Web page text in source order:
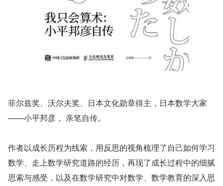
菲尔兹奖、沃尔夫奖、日本文化勋章得主，日本数学大家
——小平邦彦， 亲笔自传。
作者以成长历程为线索，用反思的视角梳理了自己如何学习
数学、走上数学研究道路的经历，再现了成长过程中的细腻
思索与感受，以及在数学研究中对数学、数学教育的深入思